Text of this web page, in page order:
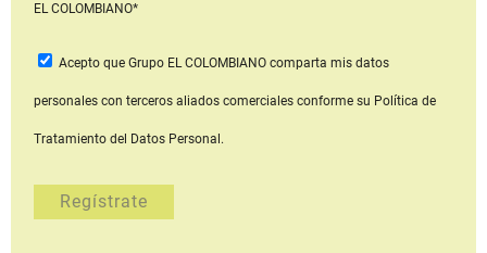
EL COLOMBIANO*
Acepto que Grupo EL COLOMBIANOcomparta mis datos
personales con terceros aliados comerciales conforme su Política de
Tratamiento del Datos Personal.